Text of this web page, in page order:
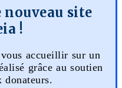
nouveau site
!
accueillir sur un
grâce au soutien
donateurs.